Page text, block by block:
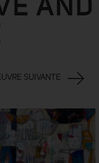
AND
SUIVANTE